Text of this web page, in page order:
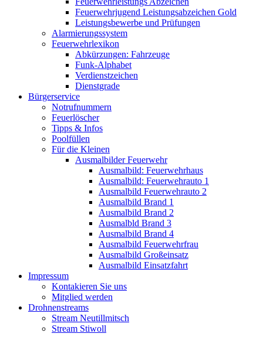
Feuerwehrjugend Leistungsabzeichen Gold
Leistungsbewerbe und Prüfungen
Alarmierungssystem
Feuerwehrlexikon
Abkürzungen: Fahrzeuge
Funk-Alphabet
Verdienstzeichen
Dienstgrade
Bürgerservice
Notrufnummern
Feuerlöscher
Tipps & Infos
Poolfüllen
Für die Kleinen
Ausmalbilder Feuerwehr
Ausmalbild: Feuerwehrhaus
Ausmalbild: Feuerwehrauto 1
Ausmalbild Feuerwehrauto 2
Ausmalbild Brand 1
Ausmalbild Brand 2
Ausmalbld Brand 3
Ausmalbild Brand 4
Ausmalbild Feuerwehrfrau
Ausmalbild Großeinsatz
Ausmalbild Einsatzfahrt
Impressum
Kontakieren Sie uns
Mitglied werden
Drohnenstreams
Stream Neutillmitsch
Stream Stiwoll